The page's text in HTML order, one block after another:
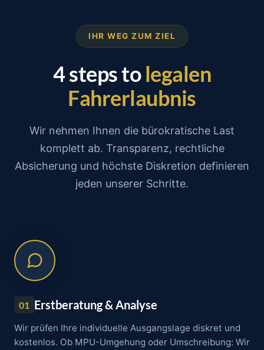
IHR WEG ZUM ZIEL
4 steps tolegalen
Fahrerlaubnis
Wir nehmen Ihnen die bürokratische Last
komplett ab. Transparenz, rechtliche
Absicherung und höchste Diskretion definieren
jeden unserer Schritte.
01 Erstberatung & Analyse
Wir prüfen Ihre individuelle Ausgangslage diskret und
kostenlos. Ob MPU-Umgehung oder Umschreibung: Wir